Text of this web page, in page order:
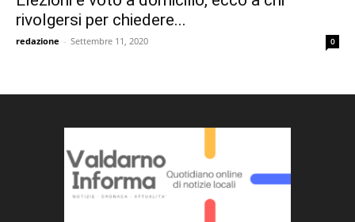
rivolgersi per chiedere...
redazione - Settembre 11, 2020 0